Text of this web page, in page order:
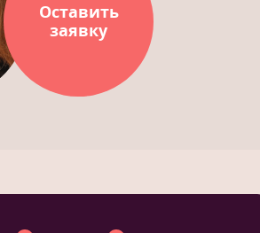
Оставить
заявку